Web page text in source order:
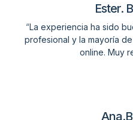
Ester. B
“La experiencia ha sido
profesional y la mayoría
online. Muy
Ana.B